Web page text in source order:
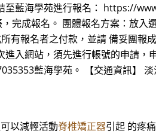
至藍海學苑進行報名： https://
完成報名。 團體報名方案：放
有報名者之付款，並請 備妥團報
入網站，須先進行帳號的申請
藍海學苑。 【交通資訊】
以減輕活動脊椎矯正器引起 的疼